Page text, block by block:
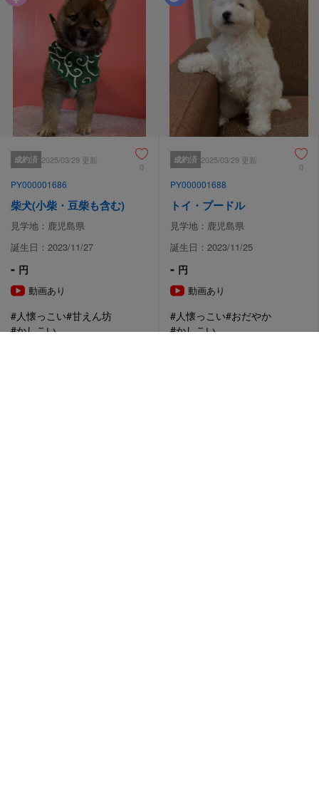
成約済 2025/03/29 更新
0
PY000001686
柴犬(小柴・豆柴も含む)
見学地：鹿児島県
誕生日：2023/11/27
- 円
動画あり
#人懐っこい#甘えん坊
#かしこい
成約済 2025/03/29 更新
0
PY000001688
トイ・プードル
見学地：鹿児島県
誕生日：2023/11/25
- 円
動画あり
#人懐っこい#おだやか
#かしこい